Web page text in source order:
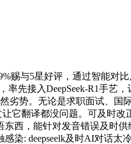
与5星好评，通过智能对
先接入DeepSeek-R1手艺
势。无论是求职面试、
它翻译都没问题。可及时
西，能针对发音错误及
: deepseelk及时AI对话太